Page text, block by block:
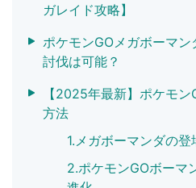
ガレイド攻略】
ポケモンGOメガボーマ
討伐は可能？
【2025年最新】ポケモ
方法
1.メガボーマンダの登
2.ポケモンGOボーマ